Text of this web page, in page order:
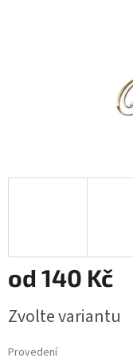
od 140 Kč
cena:
Zvolte variantu
Provedení